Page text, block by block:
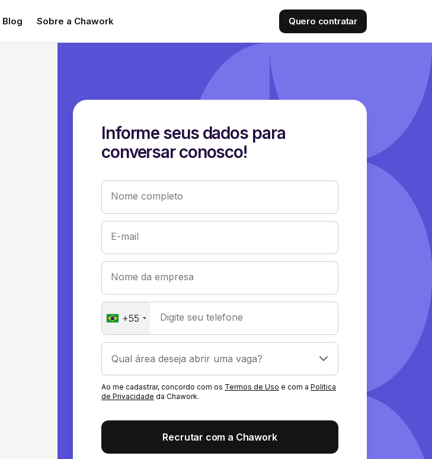
Blog Sobre a Chawork Quero contratar
Informe seus dados para
conversar conosco!
Nome completo
E-mail
Nome da empresa
+55 Digite seu telefone
Ao me cadastrar, concordo com os Termos de Uso e com a Política
de Privacidade da Chawork.
Recrutar com a Chawork